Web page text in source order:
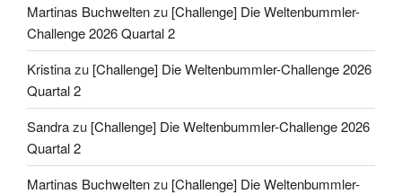
Martinas Buchweltenzu [Challenge] Die Weltenbummler-
Challenge 2026 Quartal 2
Kristinazu [Challenge] Die Weltenbummler-Challenge 2026
Quartal 2
Sandrazu [Challenge] Die Weltenbummler-Challenge 2026
Quartal 2
Martinas Buchweltenzu [Challenge] Die Weltenbummler-